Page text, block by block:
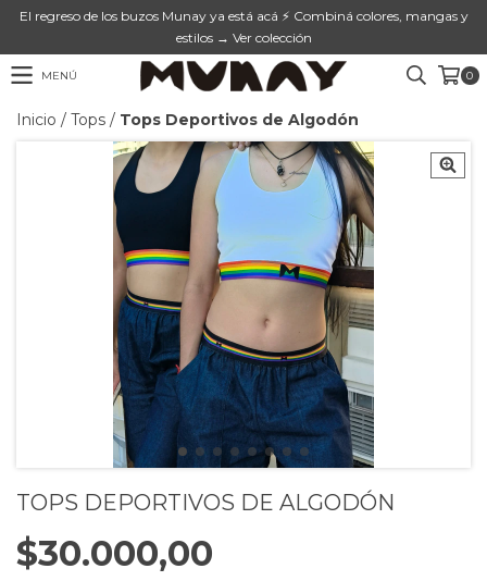
El regreso de los buzos Munay ya está acá ⚡ Combiná colores, mangas y
estilos → Ver colección
MENÚ 0
Inicio / Tops / Tops Deportivos de Algodón
TOPS DEPORTIVOS DE ALGODÓN
$30.000,00